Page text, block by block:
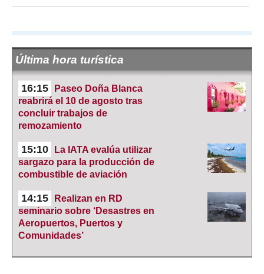
Última hora turística
16:15
Paseo Doña Blanca
reabrirá el 10 de agosto tras
concluir trabajos de
remozamiento
15:10
La IATA evalúa utilizar
sargazo para la producción de
combustible de aviación
14:15
Realizan en RD
seminario sobre ‘Desastres en
Aeropuertos, Puertos y
Comunidades’